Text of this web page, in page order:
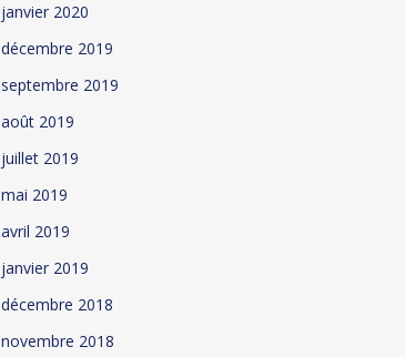
janvier 2020
décembre 2019
septembre 2019
août 2019
juillet 2019
mai 2019
avril 2019
janvier 2019
décembre 2018
novembre 2018